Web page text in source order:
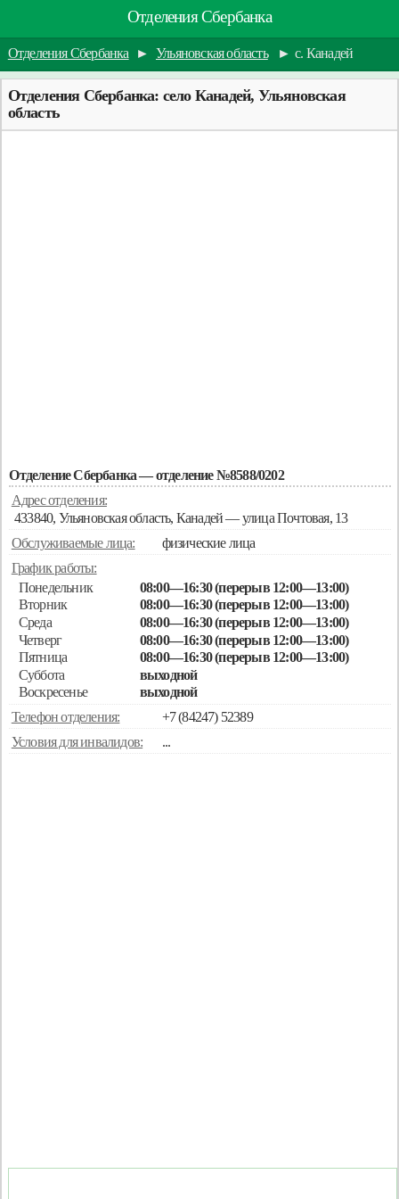
Отделения Сбербанка
Отделения Сбербанка ► Ульяновская область ► с. Канадей
Отделения Сбербанка: село Канадей, Ульяновская
область
Отделение Сбербанка — отделение №8588/0202
Адрес отделения:
433840, Ульяновская область, Канадей — улица Почтовая, 13
Обслуживаемые лица:
физические лица
График работы:
Понедельник
08:00—16:30 (перерыв 12:00—13:00)
Вторник
08:00—16:30 (перерыв 12:00—13:00)
Среда
08:00—16:30 (перерыв 12:00—13:00)
Четверг
08:00—16:30 (перерыв 12:00—13:00)
Пятница
08:00—16:30 (перерыв 12:00—13:00)
Суббота
выходной
Воскресенье
выходной
Телефон отделения:
+7 (84247) 52389
Условия для инвалидов:
...